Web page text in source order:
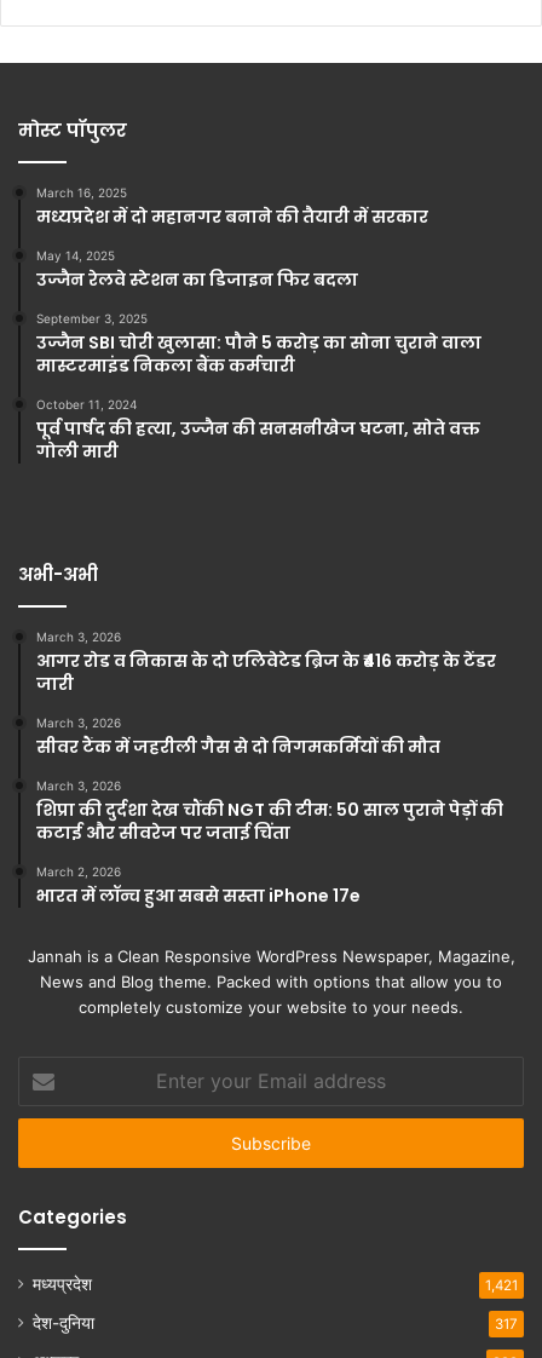
मोस्ट पॉपुलर
March 16, 2025
मध्यप्रदेश में दो महानगर बनाने की तैयारी में सरकार
May 14, 2025
उज्जैन रेलवे स्टेशन का डिजाइन फिर बदला
September 3, 2025
उज्जैन SBI चोरी खुलासा: पौने 5 करोड़ का सोना चुराने वाला
मास्टरमाइंड निकला बैंक कर्मचारी
October 11, 2024
पूर्व पार्षद की हत्या, उज्जैन की सनसनीखेज घटना, सोते वक्त
गोली मारी
अभी-अभी
March 3, 2026
आगर रोड व निकास के दो एलिवेटेड ब्रिज के ₹416 करोड़ के टेंडर
जारी
March 3, 2026
सीवर टैंक में जहरीली गैस से दो निगमकर्मियों की मौत
March 3, 2026
शिप्रा की दुर्दशा देख चौंकी NGT की टीम: 50 साल पुराने पेड़ों की
कटाई और सीवरेज पर जताई चिंता
March 2, 2026
भारत में लॉन्च हुआ सबसे सस्ता iPhone 17e
Jannah is a Clean Responsive WordPress Newspaper, Magazine,
News and Blog theme. Packed with options that allow you to
completely customize your website to your needs.
your
Email
Categories
मध्यप्रदेश 1,421
देश-दुनिया 317